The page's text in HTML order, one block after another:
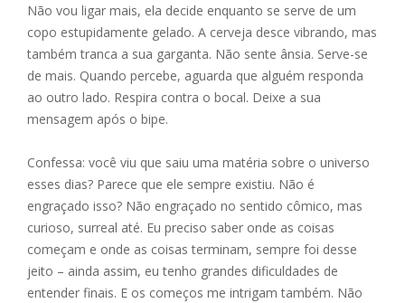
Não vou ligar mais, ela decide enquanto se serve de um
copo estupidamente gelado. A cerveja desce vibrando, mas
também tranca a sua garganta. Não sente ânsia. Serve-se
de mais. Quando percebe, aguarda que alguém responda
ao outro lado. Respira contra o bocal. Deixe a sua
mensagem após o bipe.
Confessa: você viu que saiu uma matéria sobre o universo
esses dias? Parece que ele sempre existiu. Não é
engraçado isso? Não engraçado no sentido cômico, mas
curioso, surreal até. Eu preciso saber onde as coisas
começam e onde as coisas terminam, sempre foi desse
jeito – ainda assim, eu tenho grandes dificuldades de
entender finais. E os começos me intrigam também. Não